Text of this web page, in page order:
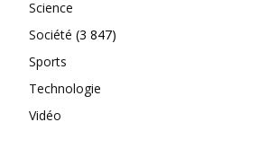
Science
Société (3 847)
Sports
Technologie
Vidéo